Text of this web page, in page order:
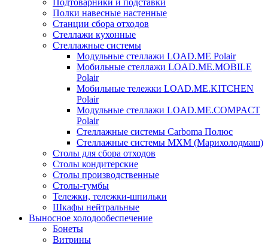
Подтоварники и подставки
Полки навесные настенные
Станции сбора отходов
Стеллажи кухонные
Стеллажные системы
Модульные стеллажи LOAD.ME Polair
Мобильные стеллажи LOAD.ME.MOBILE
Polair
Мобильные тележки LOAD.ME.KITCHEN
Polair
Модульные стеллажи LOAD.ME.COMPACT
Polair
Стеллажные системы Carboma Полюс
Стеллажные системы МХМ (Марихолодмаш)
Столы для сбора отходов
Столы кондитерские
Столы производственные
Столы-тумбы
Тележки, тележки-шпильки
Шкафы нейтральные
Выносное холодообеспечение
Бонеты
Витрины